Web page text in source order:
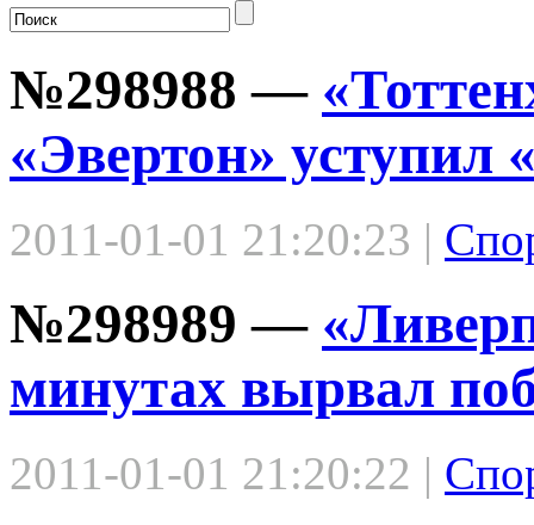
№298988 —
«Эвертон» уступил
2011-01-01 21:20:23 |
№298989 —
минутах вырвал
2011-01-01 21:20:22 |